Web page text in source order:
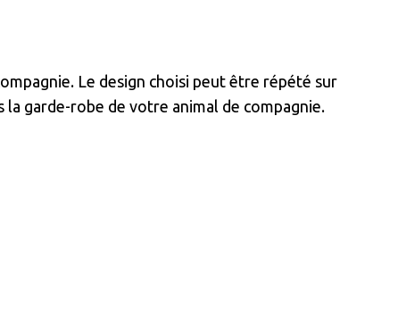
Le design choisi peut être répété sur
garde-robe de votre animal de compagnie.